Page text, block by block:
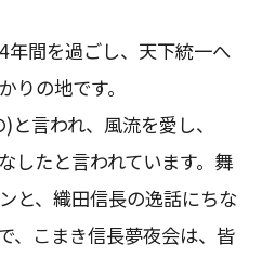
年間を過ごし、天下統一へ
りの地です。
言われ、風流を愛し、
したと言われています。舞
と、織田信長の逸話にちな
、こまき信長夢夜会は、皆